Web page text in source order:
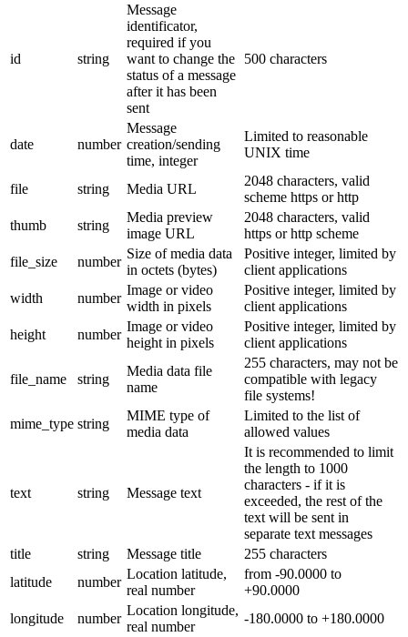
id string
Message
identificator,
required if you
want to change the
status of a message
after it has been
sent
500 characters
date number
Message
creation/sending
time, integer
Limited to reasonable
UNIX time
file string Media URL
2048 characters, valid
scheme https or http
thumb
string
Media preview
image URL
2048 characters, valid
https or http scheme
file_size
number
Size of media data
in octets (bytes)
Positive integer, limited by
client applications
width
number
Image or video
width in pixels
Positive integer, limited by
client applications
height
number
Image or video
height in pixels
Positive integer, limited by
client applications
file_name string
Media data file
name
255 characters, may not be
compatible with legacy
file systems!
mime_type string
MIME type of
media data
Limited to the list of
allowed values
text string Message text
It is recommended to limit
the length to 1000
characters - if it is
exceeded, the rest of the
text will be sent in
separate text messages
title
string Message title
255 characters
latitude
number
Location latitude,
real number
from -90.0000 to
+90.0000
longitude
number
Location longitude,
real number
-180.0000 to +180.0000